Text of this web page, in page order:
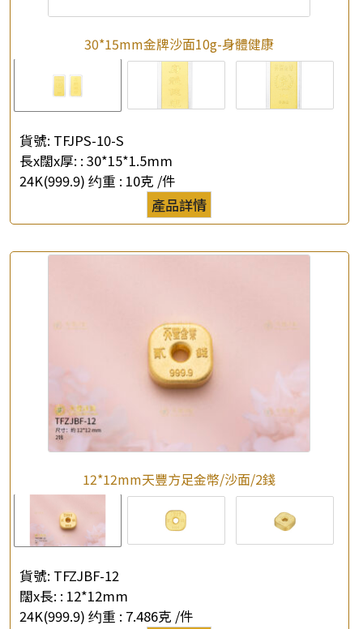
30*15mm金牌沙面10g-身體健康
貨號: TFJPS-10-S
長x闊x厚: : 30*15*1.5mm
24K(999.9) 约重 : 10克 /件
產品詳情
12*12mm天豐方足金幣/沙面/2錢
貨號: TFZJBF-12
闊x長: : 12*12mm
24K(999.9) 约重 : 7.486克 /件
×
查詢以下產品